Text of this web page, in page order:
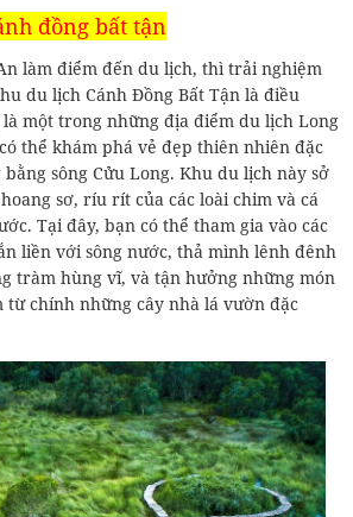
đồng bất tận
làm điểm đến du lịch, thì trải nghiệm
du lịch Cánh Đồng Bất Tận là điều
một trong những địa điểm du lịch Long
thể khám phá vẻ đẹp thiên nhiên đặc
sông Cửu Long. Khu du lịch này sở
sơ, ríu rít của các loài chim và cá
Tại đây, bạn có thể tham gia vào các
liền với sông nước, thả mình lênh đênh
tràm hùng vĩ, và tận hưởng những món
từ chính những cây nhà lá vườn đặc